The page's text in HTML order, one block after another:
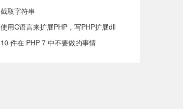
截取字符串
使用C语言来扩展PHP，写PHP扩展dll
10 件在 PHP 7 中不要做的事情